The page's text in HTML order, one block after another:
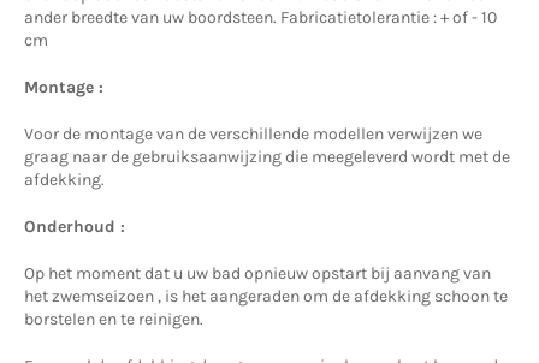
ander breedte van uw boordsteen. Fabricatietolerantie : + of - 10
cm
Montage :
Voor de montage van de verschillende modellen verwijzen we
graag naar de gebruiksaanwijzing die meegeleverd wordt met de
afdekking.
Onderhoud :
Op het moment dat u uw bad opnieuw opstart bij aanvang van
het zwemseizoen , is het aangeraden om de afdekking schoon te
borstelen en te reinigen.